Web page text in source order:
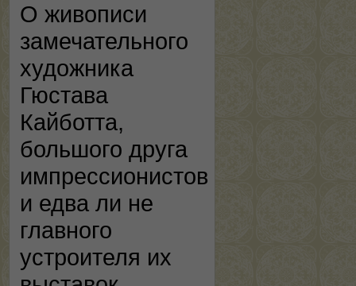
О живописи
замечательного
художника
Гюстава
Кайботта,
большого друга
импрессионистов
и едва ли не
главного
устроителя их